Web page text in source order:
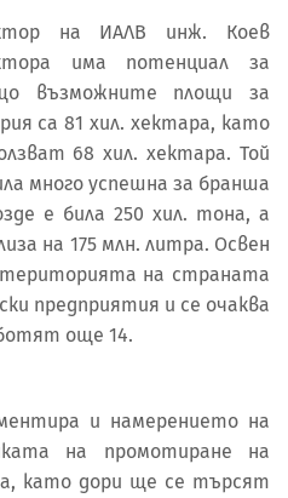
на ИАЛВ инж. Коев
има потенциал за
възможните площи за
са 81 хил. хектара, като
68 хил. хектара. Той
много успешна за бранша
е била 250 хил. тона, а
на 175 млн. литра. Освен
на страната
предприятия и се очаква
още 14.
и намерението на
на промотиране на
като дори ще се търсят